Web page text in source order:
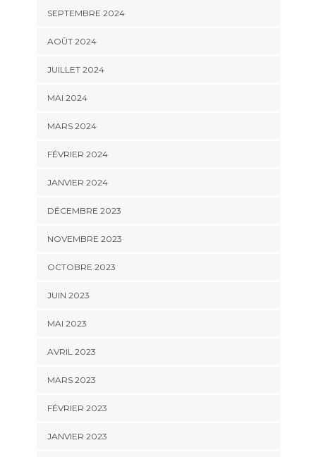
SEPTEMBRE 2024
AOÛT 2024
JUILLET 2024
MAI 2024
MARS 2024
FÉVRIER 2024
JANVIER 2024
DÉCEMBRE 2023
NOVEMBRE 2023
OCTOBRE 2023
JUIN 2023
MAI 2023
AVRIL 2023
MARS 2023
FÉVRIER 2023
JANVIER 2023